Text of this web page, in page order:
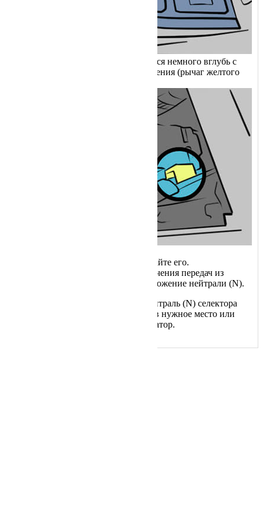
Рычаг разблокировки находится немного вглубь с
правой стороны по ходу движения (рычаг желтого
Нажмите на рычаг и удерживайте его.
Переведите селектор переключения передач из
положения паркинга (P) в положение нейтрали (N).
При переведенном в положение нейтраль (N) селектора
Вы можете перекатить автомобиль в нужное место или
осуществить погрузку на автоэвакуатор.